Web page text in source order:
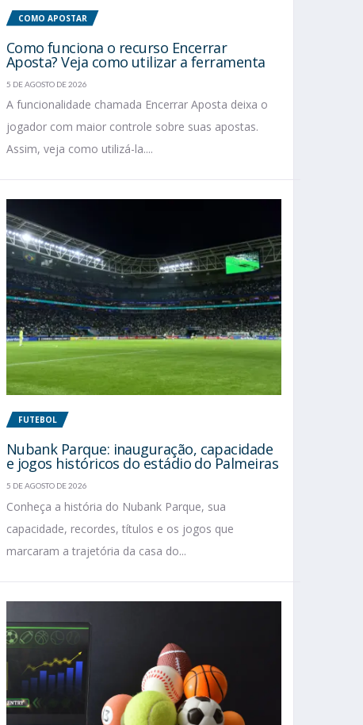
COMO APOSTAR
Como funciona o recurso Encerrar
Aposta? Veja como utilizar a ferramenta
5 DE AGOSTO DE 2026
A funcionalidade chamada Encerrar Aposta deixa o
jogador com maior controle sobre suas apostas.
Assim, veja como utilizá-la....
FUTEBOL
Nubank Parque: inauguração, capacidade
e jogos históricos do estádio do Palmeiras
5 DE AGOSTO DE 2026
Conheça a história do Nubank Parque, sua
capacidade, recordes, títulos e os jogos que
marcaram a trajetória da casa do...